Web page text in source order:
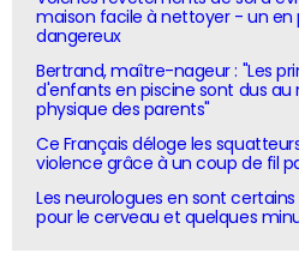
maison facile à nettoyer - un en
dangereux
Bertrand, maître-nageur : "Les
d'enfants en piscine sont dus
physique des parents"
Ce Français déloge les
violence grâce à un coup de fil
Les neurologues en sont
pour le cerveau et quelques